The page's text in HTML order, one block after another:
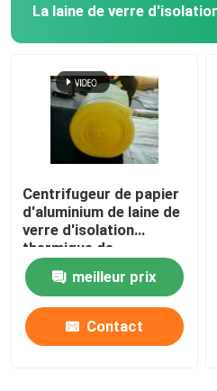
La laine de verre
Centrifugeur de papier
d'aluminium de laine de
verre d'isolation
thermique de
canalisation
meilleur prix
Contact